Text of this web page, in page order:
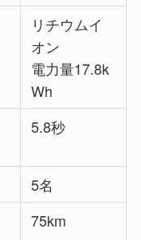
リチウムイ
オン
電力量17.8k
Wh
5.8秒
5名
75km